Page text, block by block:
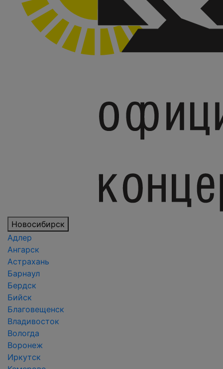
Новосибирск
Адлер
Ангарск
Астрахань
Барнаул
Бердск
Бийск
Благовещенск
Владивосток
Вологда
Воронеж
Иркутск